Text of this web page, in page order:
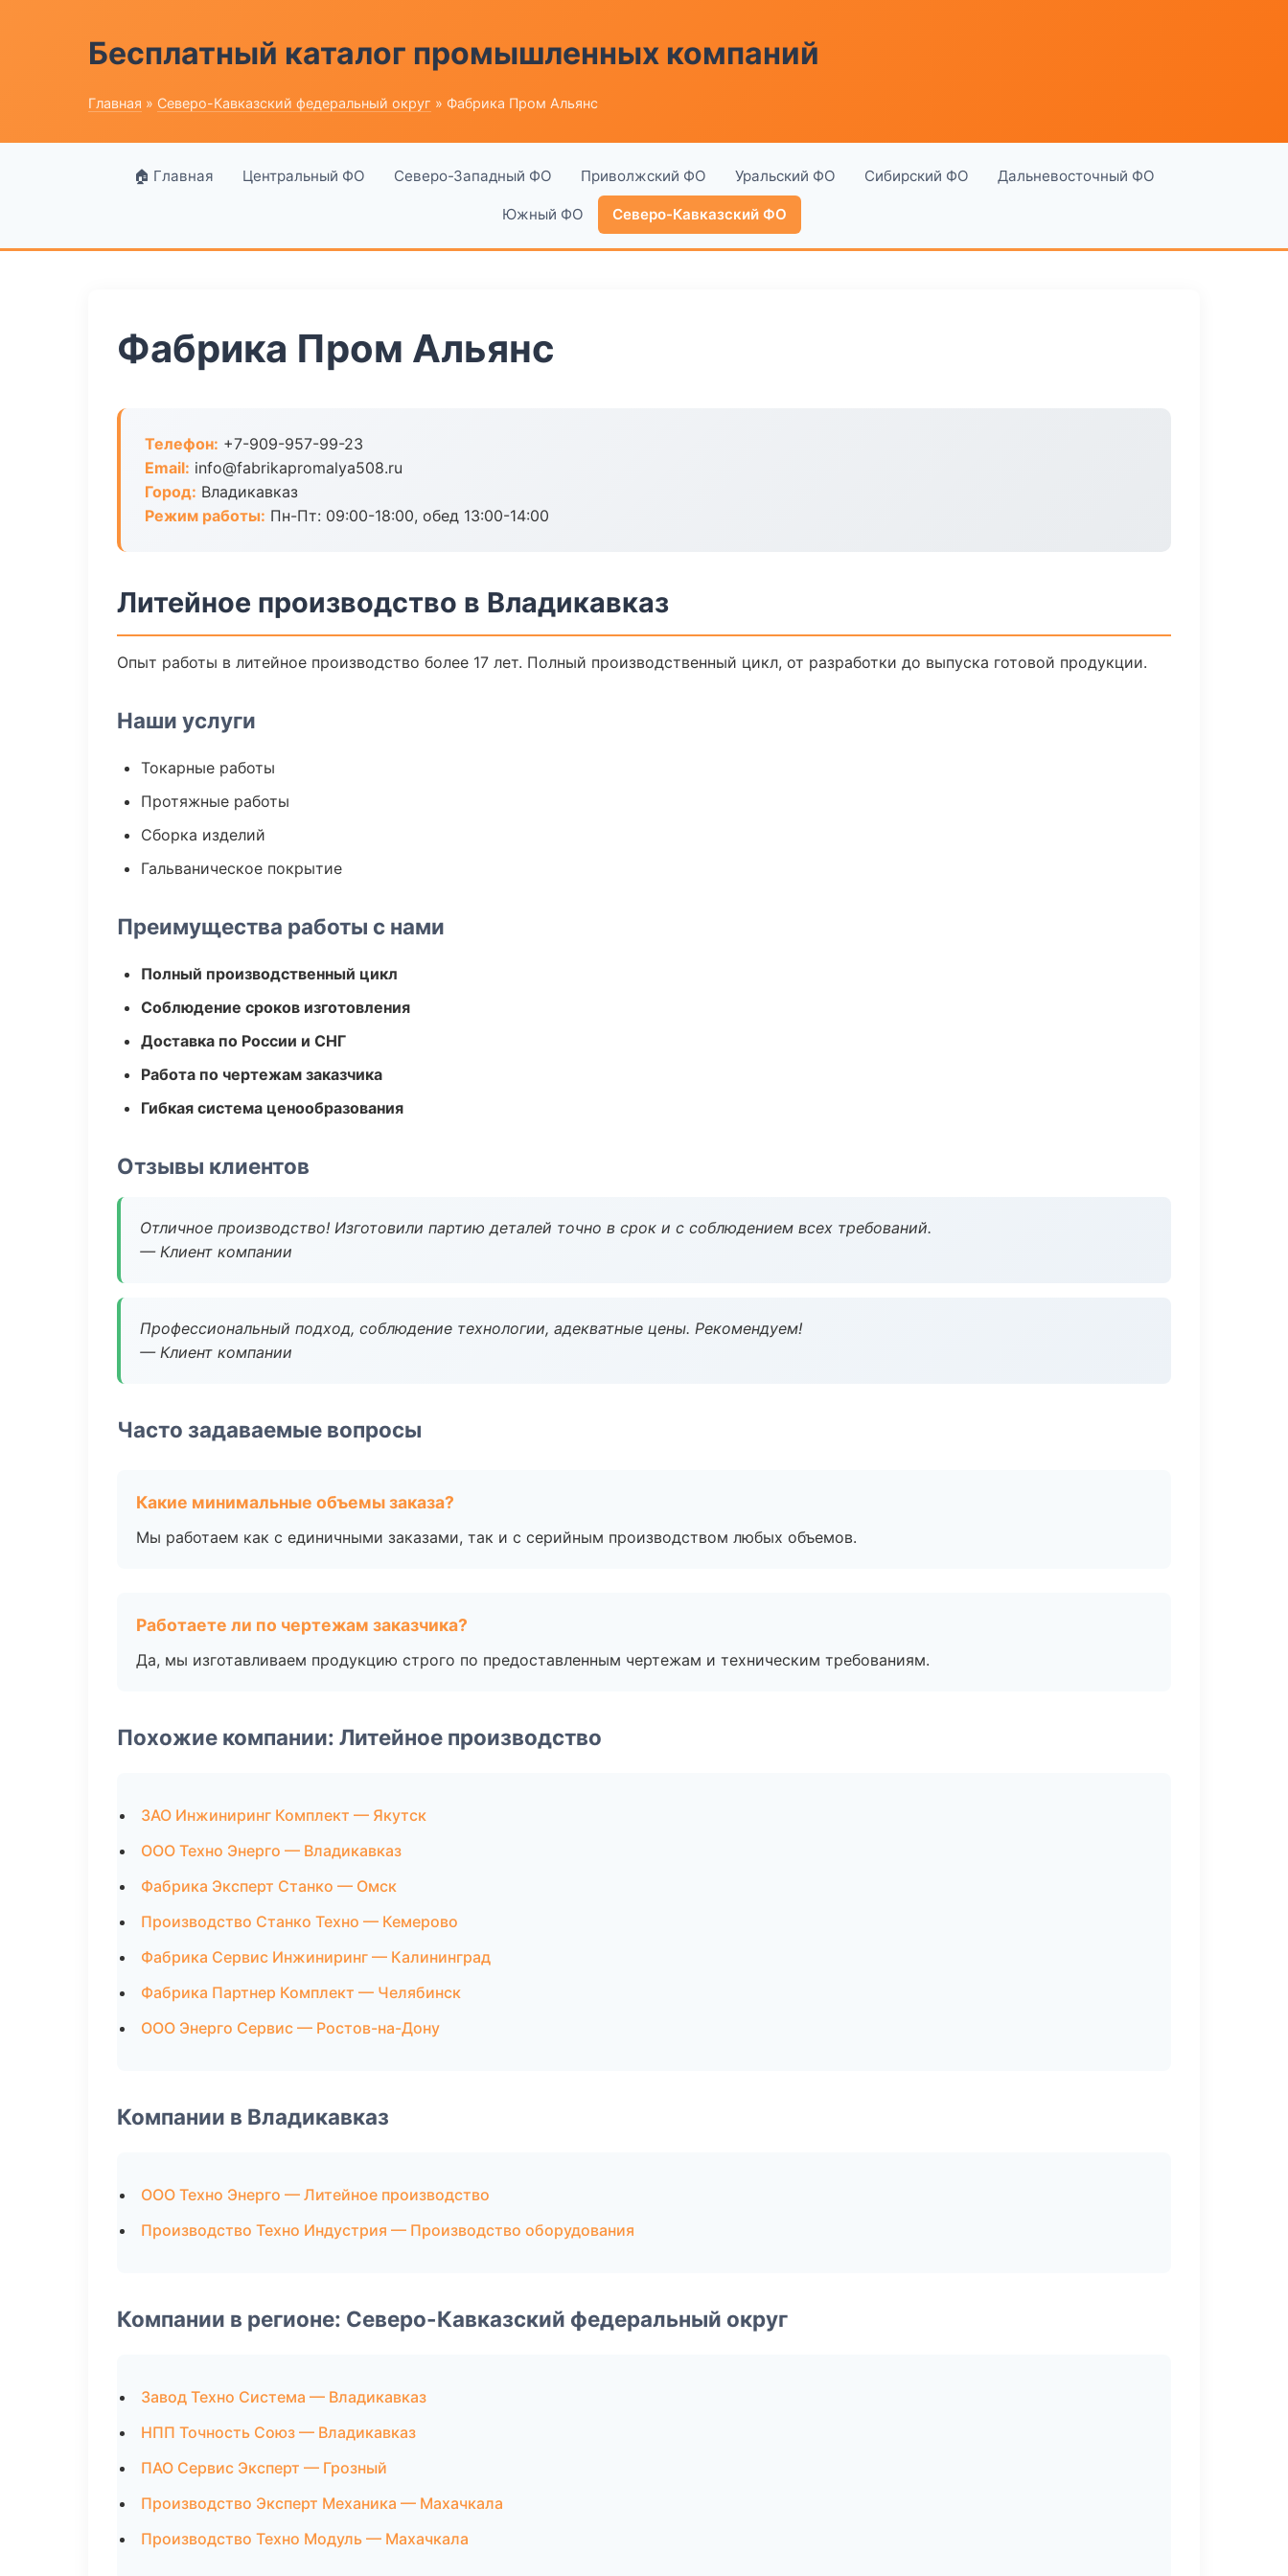
Бесплатный каталог промышленных компаний
Главная » Северо-Кавказский федеральный округ » Фабрика Пром Альянс
🏠 Главная Центральный ФО Северо-Западный ФО Приволжский ФО Уральский ФО Сибирский ФО Дальневосточный ФО
Южный ФО Северо-Кавказский ФО
Фабрика Пром Альянс
Телефон: +7-909-957-99-23
Email: info@fabrikapromalya508.ru
Город: Владикавказ
Режим работы: Пн-Пт: 09:00-18:00, обед 13:00-14:00
Литейное производство в Владикавказ
Опыт работы в литейное производство более 17 лет. Полный производственный цикл, от разработки до выпуска готовой продукции.
Наши услуги
Токарные работы
Протяжные работы
Сборка изделий
Гальваническое покрытие
Преимущества работы с нами
Полный производственный цикл
Соблюдение сроков изготовления
Доставка по России и СНГ
Работа по чертежам заказчика
Гибкая система ценообразования
Отзывы клиентов
Отличное производство! Изготовили партию деталей точно в срок и с соблюдением всех требований.
— Клиент компании
Профессиональный подход, соблюдение технологии, адекватные цены. Рекомендуем!
— Клиент компании
Часто задаваемые вопросы
Какие минимальные объемы заказа?
Мы работаем как с единичными заказами, так и с серийным производством любых объемов.
Работаете ли по чертежам заказчика?
Да, мы изготавливаем продукцию строго по предоставленным чертежам и техническим требованиям.
Похожие компании: Литейное производство
ЗАО Инжиниринг Комплект — Якутск
ООО Техно Энерго — Владикавказ
Фабрика Эксперт Станко — Омск
Производство Станко Техно — Кемерово
Фабрика Сервис Инжиниринг — Калининград
Фабрика Партнер Комплект — Челябинск
ООО Энерго Сервис — Ростов-на-Дону
Компании в Владикавказ
ООО Техно Энерго — Литейное производство
Производство Техно Индустрия — Производство оборудования
Компании в регионе: Северо-Кавказский федеральный округ
Завод Техно Система — Владикавказ
НПП Точность Союз — Владикавказ
ПАО Сервис Эксперт — Грозный
Производство Эксперт Механика — Махачкала
Производство Техно Модуль — Махачкала